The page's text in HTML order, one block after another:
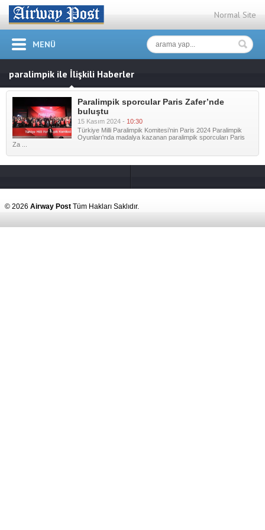
Normal Site
MENÜ
paralimpik ile İlişkili Haberler
Paralimpik sporcular Paris Zafer’nde
buluştu
15 Kasım 2024 - 10:30
Türkiye Milli Paralimpik Komitesi’nin Paris 2024 Paralimpik
Oyunları'nda madalya kazanan paralimpik sporcuları Paris
Za ...
© 2026 Airway Post Tüm Hakları Saklıdır.